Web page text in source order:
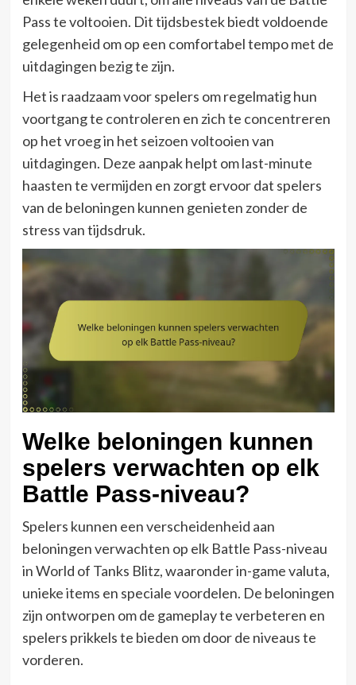
Pass te voltooien. Dit tijdsbestek biedt voldoende
gelegenheid om op een comfortabel tempo met de
uitdagingen bezig te zijn.
Het is raadzaam voor spelers om regelmatig hun
voortgang te controleren en zich te concentreren
op het vroeg in het seizoen voltooien van
uitdagingen. Deze aanpak helpt om last-minute
haasten te vermijden en zorgt ervoor dat spelers
van de beloningen kunnen genieten zonder de
stress van tijdsdruk.
Welke beloningen kunnen
spelers verwachten op elk
Battle Pass-niveau?
Spelers kunnen een verscheidenheid aan
beloningen verwachten op elk Battle Pass-niveau
in World of Tanks Blitz, waaronder in-game valuta,
unieke items en speciale voordelen. De beloningen
zijn ontworpen om de gameplay te verbeteren en
spelers prikkels te bieden om door de niveaus te
vorderen.